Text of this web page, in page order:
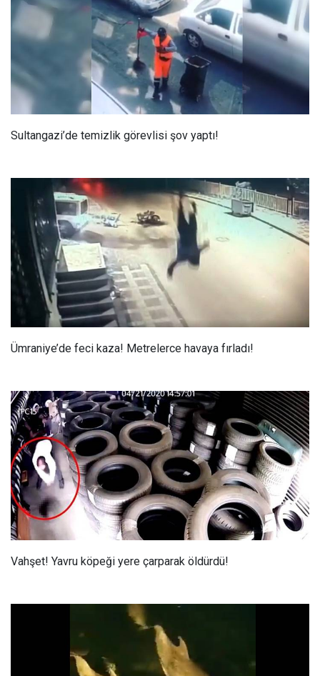
Sultangazi’de temizlik görevlisi şov yaptı!
Ümraniye’de feci kaza! Metrelerce havaya fırladı!
Vahşet! Yavru köpeği yere çarparak öldürdü!